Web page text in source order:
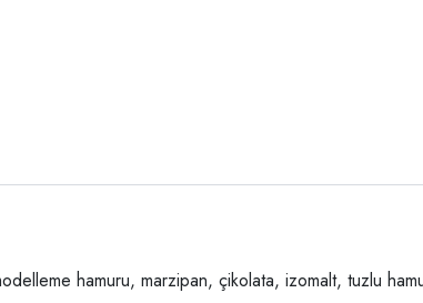
hamuru, marzipan, çikolata, izomalt, tuzlu